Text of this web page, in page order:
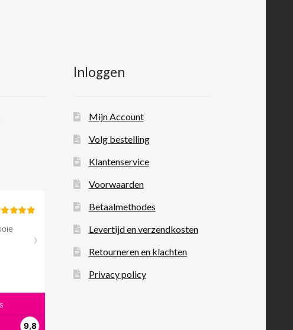
Inloggen
Mijn Account
Volg bestelling
Klantenservice
Voorwaarden
Betaalmethodes
Levertijd en verzendkosten
Retourneren en klachten
Privacy policy